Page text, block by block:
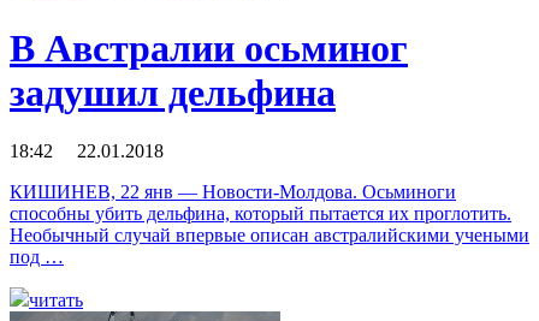
В Австралии осьминог
задушил дельфина
18:42 22.01.2018
КИШИНЕВ, 22 янв — Новости-Молдова. Осьминоги
способны убить дельфина, который пытается их проглотить.
Необычный случай впервые описан австралийскими учеными
под …
читать